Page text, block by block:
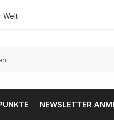
Welt
NEWSLETTER